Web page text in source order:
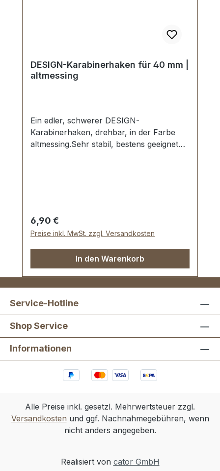
DESIGN-Karabinerhaken für 40 mm |
altmessing
Ein edler, schwerer DESIGN-
Karabinerhaken, drehbar, in der Farbe
altmessing.Sehr stabil, bestens geeignet
Regulärer Preis:
6,90 €
Preise inkl. MwSt. zzgl. Versandkosten
In den Warenkorb
Service-Hotline
Shop Service
Informationen
Alle Preise inkl. gesetzl. Mehrwertsteuer zzgl.
Versandkosten und ggf. Nachnahmegebühren, wenn
nicht anders angegeben.
Realisiert von cator GmbH